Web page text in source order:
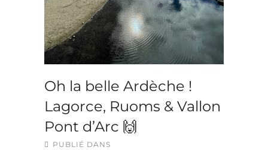
Oh la belle Ardèche !
Lagorce, Ruoms & Vallon
Pont d’Arc 🙌
PUBLIÉ DANS